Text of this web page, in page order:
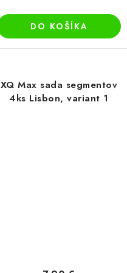
DO KOŠÍKA
XQ Max sada segmentov
4ks Lisbon, variant 1